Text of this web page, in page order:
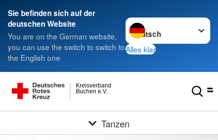
Sie befinden sich auf der
deutschen Website
You are on the German website,
you can use the switch to switch to
the English one
Sprache wechseln zu
Alles klar
Buchen e.V.
Kreisverband
Tanzen